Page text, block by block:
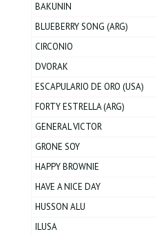
BAKUNIN
BLUEBERRY SONG (ARG)
CIRCONIO
DVORAK
ESCAPULARIO DE ORO (USA)
FORTY ESTRELLA (ARG)
GENERAL VICTOR
GRONE SOY
HAPPY BROWNIE
HAVE A NICE DAY
HUSSON ALU
ILUSA